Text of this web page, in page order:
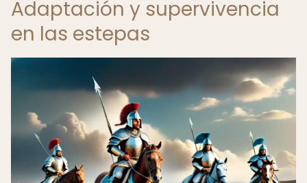
Adaptación y supervivencia
en las estepas